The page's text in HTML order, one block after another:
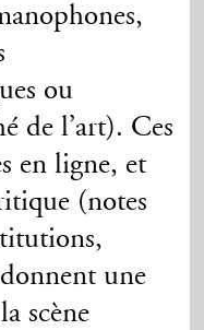
ou
de l’art). Ces
en ligne, et
(notes
une
scène